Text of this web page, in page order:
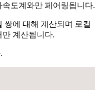
도계와만 페어링됩니다.
쌍에 대해 계산되며 로컬
계산됩니다.